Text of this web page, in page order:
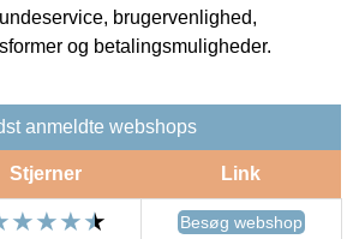
brugervenlighed,
og betalingsmuligheder.
anmeldte webshops
Stjerner Link
Besøg webshop